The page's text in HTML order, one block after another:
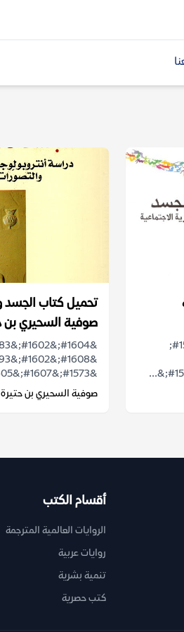
&#1571;&#1604;&#1601;&#1578;
تحميل كتاب الجسد
صوفية السحيري بن
&#1573;&#1607;&#1605;&#1575;&#1604;...
صوفية السحيري بن حتيرة
أقسام الكتب
الروايات العالمية المترجمة
روايات عربية
تنمية بشرية
كتب حصرية